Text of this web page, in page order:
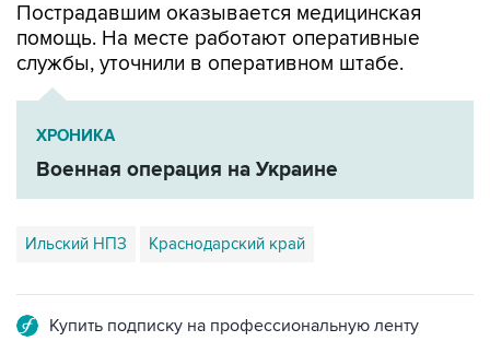
Пострадавшим оказывается медицинская
помощь. На месте работают оперативные
службы, уточнили в оперативном штабе.
ХРОНИКА
Военная операция на Украине
Ильский НПЗ Краснодарский край
Купить подписку на профессиональную ленту